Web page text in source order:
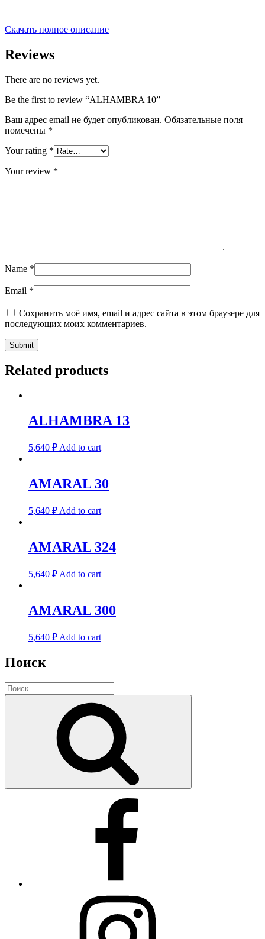
Скачать полное описание
Reviews
There are no reviews yet.
Be the first to review “ALHAMBRA 10”
Ваш адрес email не будет опубликован. Обязательные поля
помечены *
Your rating *
Your review *
Name *
Email *
Сохранить моё имя, email и адрес сайта в этом браузере для
последующих моих комментариев.
Related products
ALHAMBRA 13
5,640 ₽ Add to cart
AMARAL 30
5,640 ₽ Add to cart
AMARAL 324
5,640 ₽ Add to cart
AMARAL 300
5,640 ₽ Add to cart
Поиск
Искать: